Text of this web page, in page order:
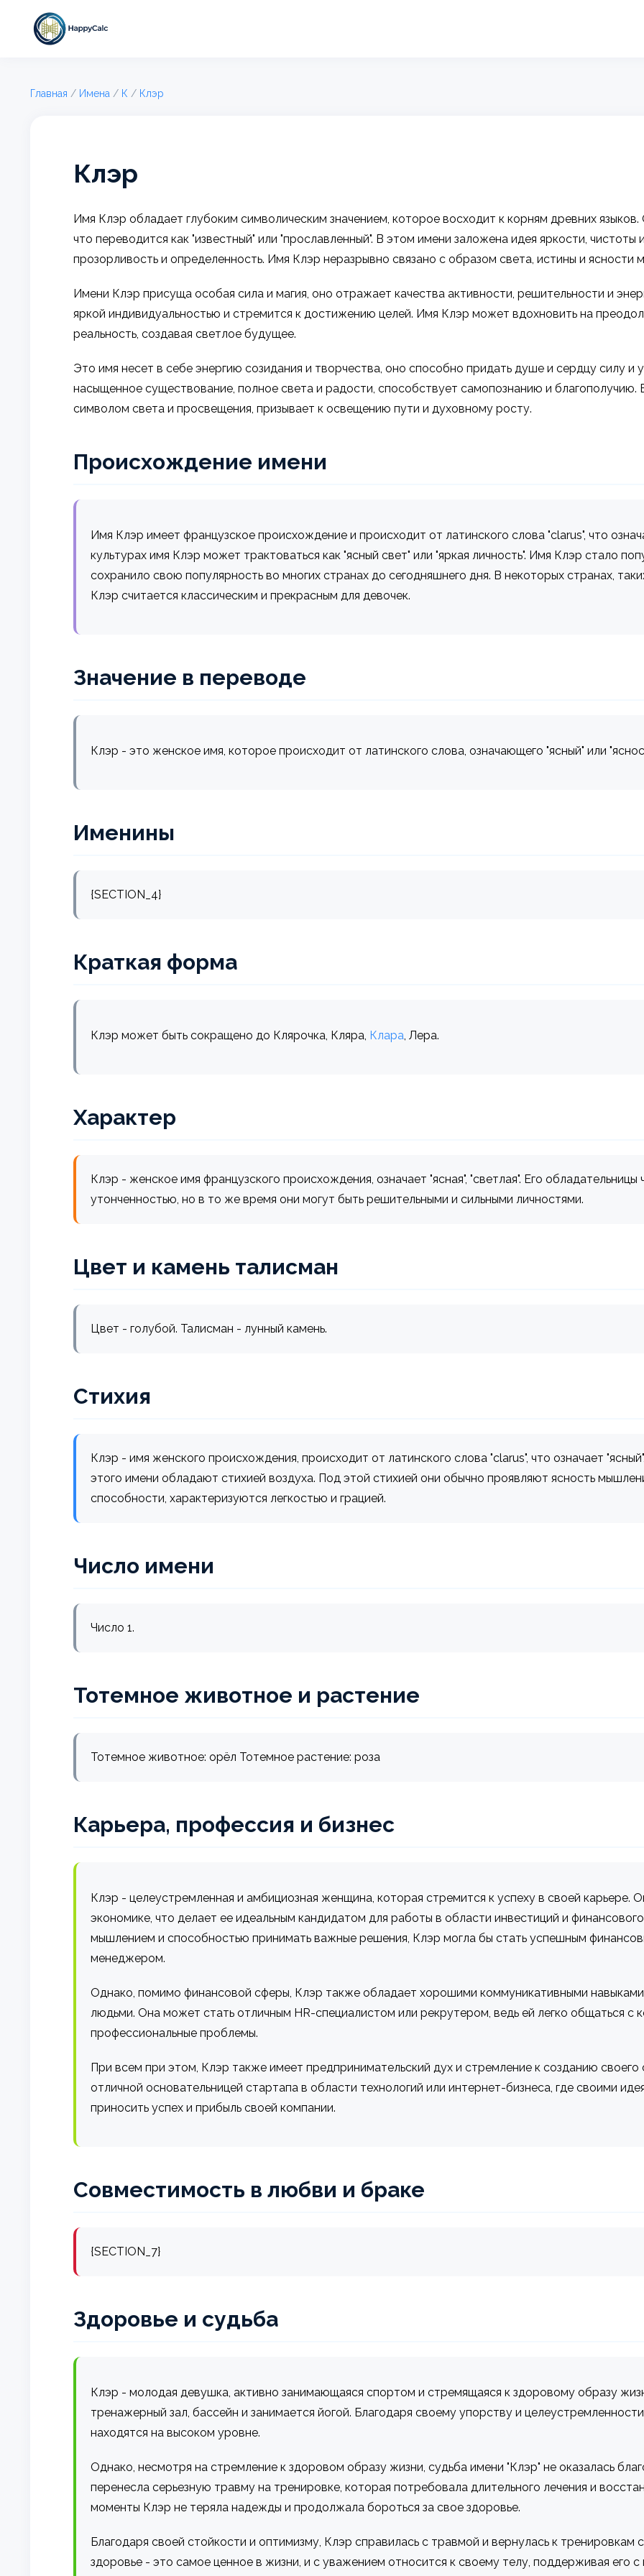
Главная / Имена / К / Клэр
Клэр
Имя Клэр обладает глубоким символическим значением, которое восходит к корням древних языков.
что переводится как "известный" или "прославленный". В этом имени заложена идея яркости,
прозорливость и определенность. Имя Клэр неразрывно связано с образом света, истины и ясности
Имени Клэр присуща особая сила и магия, оно отражает качества активности, решительности и
яркой индивидуальностью и стремится к достижению целей. Имя Клэр может вдохновить на
реальность, создавая светлое будущее.
Это имя несет в себе энергию созидания и творчества, оно способно придать душе и сердцу силу
насыщенное существование, полное света и радости, способствует самопознанию и благополучию.
символом света и просвещения, призывает к освещению пути и духовному росту.
Происхождение имени
Имя Клэр имеет французское происхождение и происходит от латинского слова "clarus", что
культурах имя Клэр может трактоваться как "ясный свет" или "яркая личность". Имя Клэр стало
сохранило свою популярность во многих странах до сегодняшнего дня. В некоторых странах,
Клэр считается классическим и прекрасным для девочек.
Значение в переводе
Клэр - это женское имя, которое происходит от латинского слова, означающего "ясный" или
Именины
{SECTION_4}
Краткая форма
Клэр может быть сокращено до Клярочка, Кляра, Клара, Лера.
Характер
Клэр - женское имя французского происхождения, означает "ясная", "светлая". Его
утонченностью, но в то же время они могут быть решительными и сильными личностями.
Цвет и камень талисман
Цвет - голубой. Талисман - лунный камень.
Стихия
Клэр - имя женского происхождения, происходит от латинского слова "clarus", что означает
этого имени обладают стихией воздуха. Под этой стихией они обычно проявляют ясность
способности, характеризуются легкостью и грацией.
Число имени
Число 1.
Тотемное животное и растение
Тотемное животное: орёл Тотемное растение: роза
Карьера, профессия и бизнес
Клэр - целеустремленная и амбициозная женщина, которая стремится к успеху в своей карьере.
экономике, что делает ее идеальным кандидатом для работы в области инвестиций и
мышлением и способностью принимать важные решения, Клэр могла бы стать успешным
менеджером.
Однако, помимо финансовой сферы, Клэр также обладает хорошими коммуникативными навыками
людьми. Она может стать отличным HR-специалистом или рекрутером, ведь ей легко общаться с
профессиональные проблемы.
При всем при этом, Клэр также имеет предпринимательский дух и стремление к созданию
отличной основательницей стартапа в области технологий или интернет-бизнеса, где своими
приносить успех и прибыль своей компании.
Совместимость в любви и браке
{SECTION_7}
Здоровье и судьба
Клэр - молодая девушка, активно занимающаяся спортом и стремящаяся к здоровому образу
тренажерный зал, бассейн и занимается йогой. Благодаря своему упорству и
находятся на высоком уровне.
Однако, несмотря на стремление к здоровом образу жизни, судьба имени "Клэр" не оказалась
перенесла серьезную травму на тренировке, которая потребовала длительного лечения и
моменты Клэр не теряла надежды и продолжала бороться за свое здоровье.
Благодаря своей стойкости и оптимизму, Клэр справилась с травмой и вернулась к тренировкам
здоровье - это самое ценное в жизни, и с уважением относится к своему телу, поддерживая его